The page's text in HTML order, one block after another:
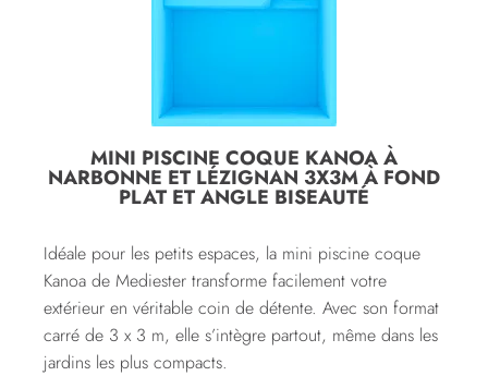
MINI PISCINE COQUE KANOA À
NARBONNE ET LÉZIGNAN 3X3M À FOND
PLAT ET ANGLE BISEAUTÉ
Idéale pour les petits espaces, la mini piscine coque
Kanoa de Mediester transforme facilement votre
extérieur en véritable coin de détente. Avec son format
carré de 3 x 3 m, elle s’intègre partout, même dans les
jardins les plus compacts.